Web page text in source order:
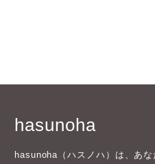
hasunoha
hasunoha（ハスノハ）は、あ